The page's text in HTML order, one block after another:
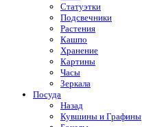
Статуэтки
Подсвечники
Растения
Кашпо
Хранение
Картины
Часы
Зеркала
Посуда
Назад
Кувшины и Графины